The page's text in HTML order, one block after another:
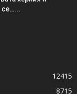
се…...
12415
8715